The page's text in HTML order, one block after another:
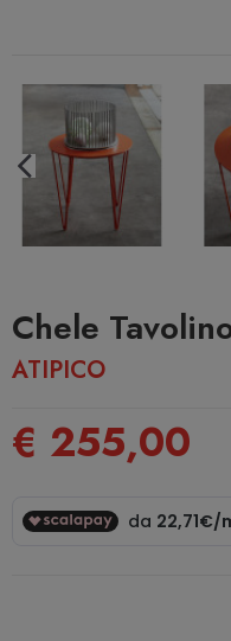
Chele
ATIPICO
€ 255,00